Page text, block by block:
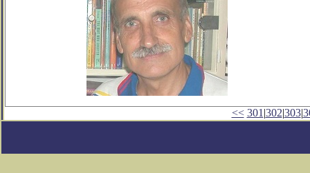
<< 301 |302|303|